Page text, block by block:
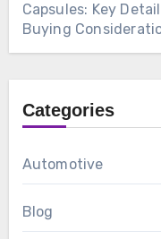
Capsules: Key
Buying
Categories
Automotive
Blog